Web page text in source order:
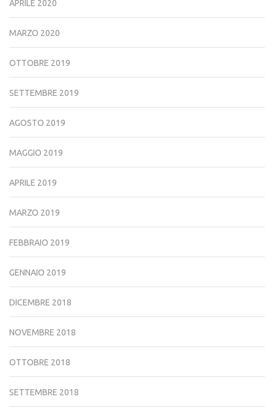
APRILE 2020
MARZO 2020
OTTOBRE 2019
SETTEMBRE 2019
AGOSTO 2019
MAGGIO 2019
APRILE 2019
MARZO 2019
FEBBRAIO 2019
GENNAIO 2019
DICEMBRE 2018
NOVEMBRE 2018
OTTOBRE 2018
SETTEMBRE 2018